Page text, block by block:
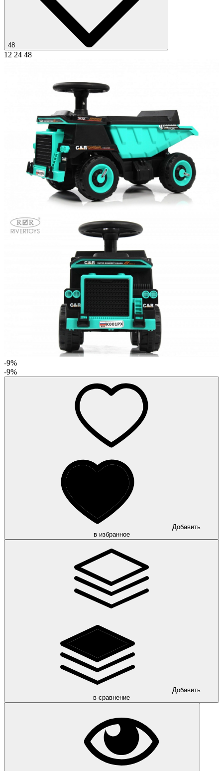
48
12 24 48
-9%
-9%
Добавить
в избранное
Добавить
в сравнение